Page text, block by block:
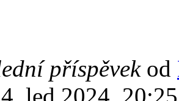
příspěvek od
led 2024, 20:25